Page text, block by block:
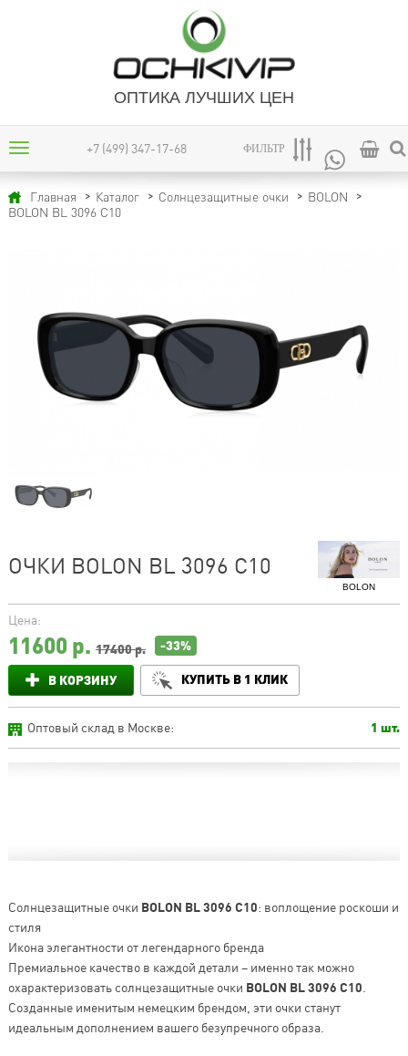
ОПТИКА ЛУЧШИХ ЦЕН
+7 (499) 347-17-68 ФИЛЬТР
Главная Каталог Солнцезащитные очки
BOLON
BOLON BL 3096 C10
BOLON
ОЧКИ BOLON BL 3096 C10
Цена:
11600р. 17400 р. -33%
В КОРЗИНУ КУПИТЬ В 1 КЛИК
Оптовый склад в Москве: 1 шт.
Солнцезащитные очки BOLON BL 3096 C10: воплощение роскоши и
стиля
Икона элегантности от легендарного бренда
Премиальное качество в каждой детали – именно так можно
охарактеризовать солнцезащитные очки BOLON BL 3096 C10
Созданные именитым немецким брендом, эти очки станут
идеальным дополнением вашего безупречного образа.